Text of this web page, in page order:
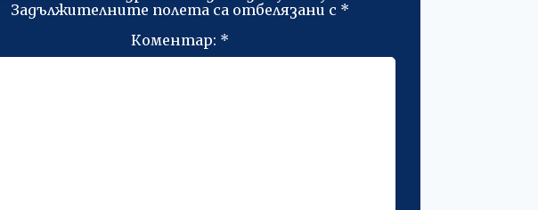
Задължителните полета са отбелязани с *
Коментар: *